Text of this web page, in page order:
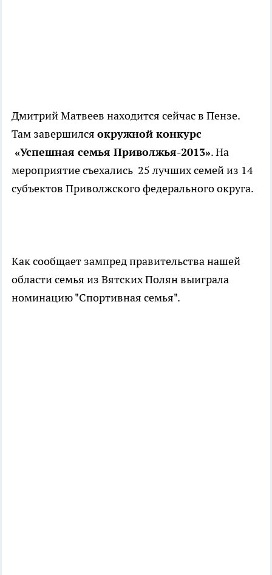
Дмитрий Матвеев находится сейчас в Пензе.
Там завершился окружной конкурс
«Успешная семья Приволжья-2013». На
мероприятие съехались 25 лучших семей из 14
субъектов Приволжского федерального округа.
Как сообщает зампред правительства нашей
области семья из Вятских Полян выиграла
номинацию "Спортивная семья".